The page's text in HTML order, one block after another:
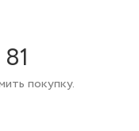
покупку.